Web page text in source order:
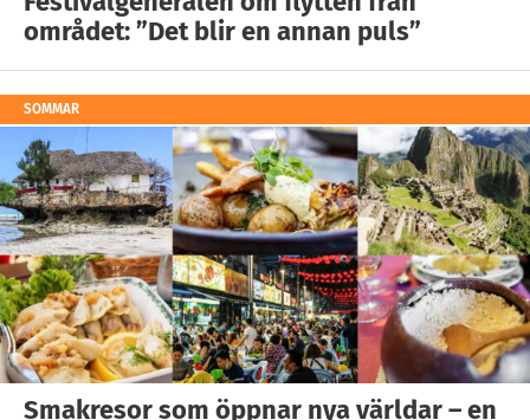
området: ”Det blir en annan puls”
SOMMAR
Smakresor som öppnar nya världar – en